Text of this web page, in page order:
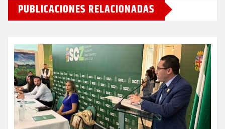
PUBLICACIONES RELACIONADAS